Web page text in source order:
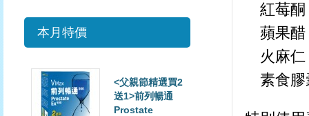
本月特價
<父親節精選買2
送1>前列暢通
Prostate
紅莓
蘋果
火麻
素食